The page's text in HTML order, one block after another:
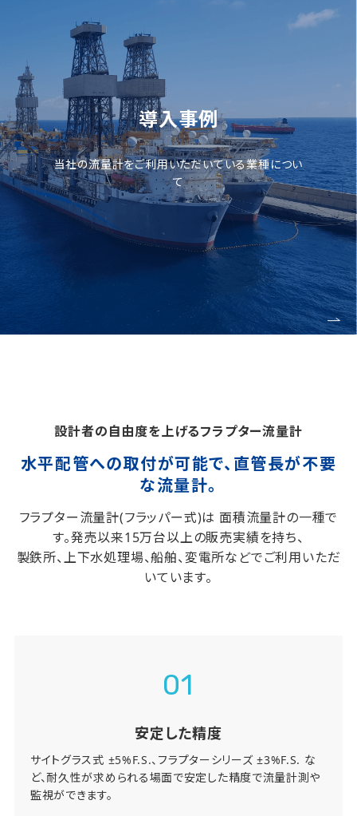
導入事例
当社の流量計をご利用いただいている業種につい
て
設計者の自由度を上げるフラプター流量計
水平配管への取付が可能で、直管長が不要
な流量計。
フラプター流量計(フラッパー式)は 面積流量計の一種で
す。発売以来15万台以上の販売実績を持ち、
製鉄所、上下水処理場、船舶、変電所などでご利用いただ
いています。
01
安定した精度
サイトグラス式 ±5%F.S.、フラプターシリーズ ±3%F.S. な
ど、耐久性が求められる場面で安定した精度で流量計測や
監視ができます。